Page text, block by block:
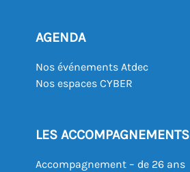
AGENDA
Nos événements Atdec
Nos espaces CYBER
LES ACCOMPAGNEMENTS
Accompagnement – de 26 ans